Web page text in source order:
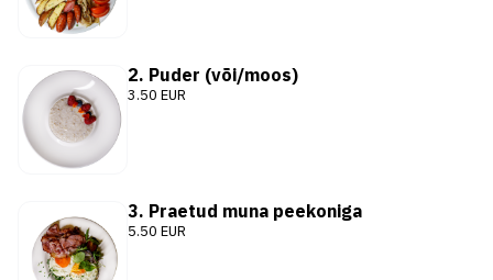
2. Puder (või/moos)
3.50 EUR
3. Praetud muna peekoniga
5.50 EUR